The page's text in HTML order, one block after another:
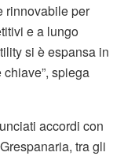
rinnovabile per
e a lungo
si è espansa in
spiega
accordi con
tra gli